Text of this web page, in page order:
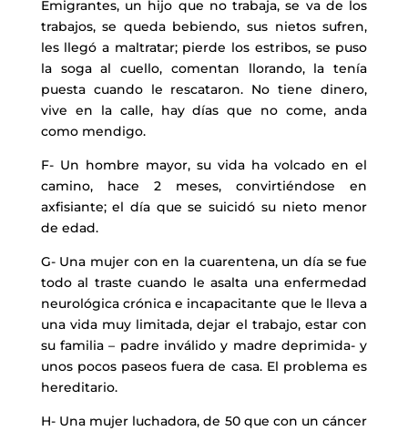
Emigrantes, un hijo que no trabaja, se va de los
trabajos, se queda bebiendo, sus nietos sufren,
les llegó a maltratar; pierde los estribos, se puso
la soga al cuello, comentan llorando, la tenía
puesta cuando le rescataron. No tiene dinero,
vive en la calle, hay días que no come, anda
como mendigo.
F- Un hombre mayor, su vida ha volcado en el
camino, hace 2 meses, convirtiéndose en
axfisiante; el día que se suicidó su nieto menor
de edad.
G- Una mujer con en la cuarentena, un día se fue
todo al traste cuando le asalta una enfermedad
neurológica crónica e incapacitante que le lleva a
una vida muy limitada, dejar el trabajo, estar con
su familia – padre inválido y madre deprimida- y
unos pocos paseos fuera de casa. El problema es
hereditario.
H- Una mujer luchadora, de 50 que con un cáncer